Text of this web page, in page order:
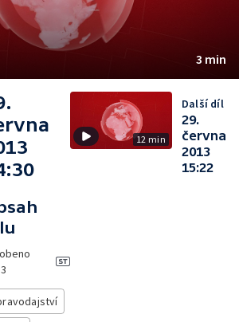
3 min
12 min
Další díl
29.
června
2013
15:22